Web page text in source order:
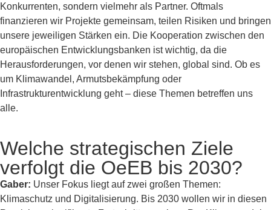
Konkurrenten, sondern vielmehr als Partner. Oftmals
finanzieren wir Projekte gemeinsam, teilen Risiken und bringen
unsere jeweiligen Stärken ein. Die Kooperation zwischen den
europäischen Entwicklungsbanken ist wichtig, da die
Herausforderungen, vor denen wir stehen, global sind. Ob es
um Klimawandel, Armutsbekämpfung oder
Infrastrukturentwicklung geht – diese Themen betreffen uns
alle.
Welche strategischen Ziele
verfolgt die OeEB bis 2030?
Gaber: Unser Fokus liegt auf zwei großen Themen:
Klimaschutz und Digitalisierung. Bis 2030 wollen wir in diesen